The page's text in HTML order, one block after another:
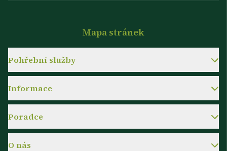
Mapa stránek
Pohřební služby
Informace
Poradce
O nás